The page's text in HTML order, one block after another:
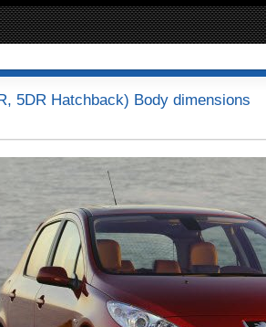
5DR Hatchback) Body dimensions